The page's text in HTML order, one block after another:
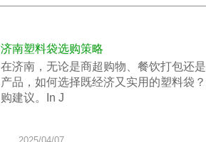
济南塑料袋选购策略
在济南，无论是商超购物、餐饮打包还
产品，如何选择既经济又实用的塑料袋
购建议。In J